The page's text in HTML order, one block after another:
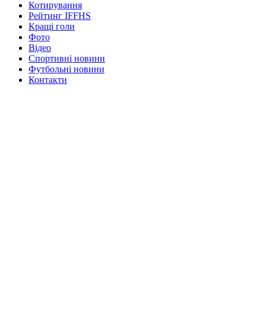
Котирування
Рейтинг IFFHS
Кращі голи
Фото
Відео
Спортивні новини
Футбольні новини
Контакти